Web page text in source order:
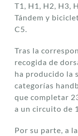
T1, H1, H2, H3,
Tándem y
C5.
Tras la
recogida de
ha producido la
categorías
que completar
a un circuito de
Por su parte, a